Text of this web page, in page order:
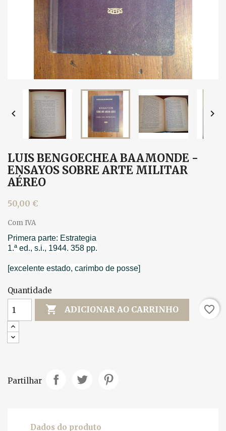
 
LUIS BENGOECHEA BAAMONDE -
ENSAYOS SOBRE ARTE MILITAR
AÉREO
50,00 €
Com IVA
Primera parte: Estrategia
1.ª ed., s.i., 1944. 358 pp.
[excelente estado, carimbo de posse]
Quantidade
 ADICIONAR AO CARRINHO favorite_border
Partilhar
Dados do produto